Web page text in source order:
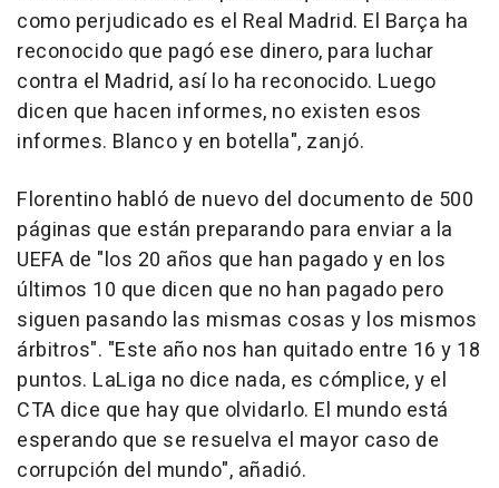
como perjudicado es el Real Madrid. El Barça ha
reconocido que pagó ese dinero, para luchar
contra el Madrid, así lo ha reconocido. Luego
dicen que hacen informes, no existen esos
informes. Blanco y en botella", zanjó.
Florentino habló de nuevo del documento de 500
páginas que están preparando para enviar a la
UEFA de "los 20 años que han pagado y en los
últimos 10 que dicen que no han pagado pero
siguen pasando las mismas cosas y los mismos
árbitros". "Este año nos han quitado entre 16 y 18
puntos. LaLiga no dice nada, es cómplice, y el
CTA dice que hay que olvidarlo. El mundo está
esperando que se resuelva el mayor caso de
corrupción del mundo", añadió.